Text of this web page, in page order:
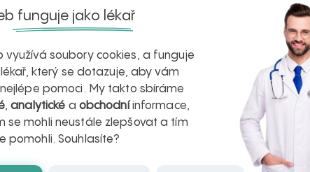
myastenie –
naděje pro ty,
kteří ji...
funguje jako lékař
využívá soubory cookies, a funguje
který se dotazuje, aby vám
pomoci. My takto sbíráme
,analytické a obchodníinformace,
se mohli neustále zlepšovat a tím
pomohli. Souhlasíte?